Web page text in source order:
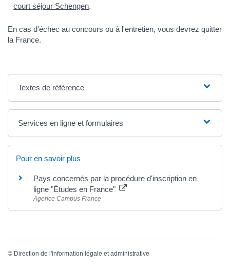
court séjour Schengen.
En cas d'échec au concours ou à l'entretien, vous devrez quitter
la France.
Textes de référence
Services en ligne et formulaires
Pour en savoir plus
Pays concernés par la procédure d'inscription en
ligne "Études en France"
Agence Campus France
© Direction de l'information légale et administrative